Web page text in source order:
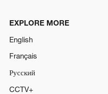
EXPLORE MORE
English
Français
Русский
CCTV+